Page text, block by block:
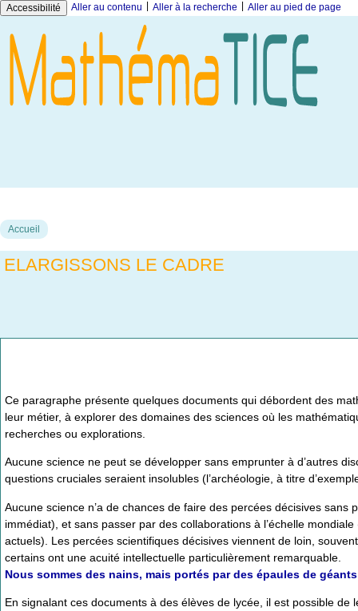
Accessibilité Aller au contenu Aller à la recherche Aller au pied de page
Accueil
ELARGISSONS LE CADRE
Ce paragraphe présente quelques documents qui débordent des
leur métier, à explorer des domaines des sciences où les
recherches ou explorations.
Aucune science ne peut se développer sans emprunter à d’autres
questions cruciales seraient insolubles (l’archéologie, à titre
Aucune science n’a de chances de faire des percées décisives
immédiat), et sans passer par des collaborations à l’échelle
actuels). Les percées scientifiques décisives viennent de loin,
certains ont une acuité intellectuelle particulièrement remarquable.
Nous sommes des nains, mais portés par des épaules de géants
En signalant ces documents à des élèves de lycée, il est possible